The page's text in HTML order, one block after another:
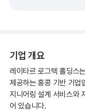
기업 개요
레이타르 로그텍 홀딩스
제공하는 홍콩 기반 기업
지니어링 설계 서비스와
어 있습니다.